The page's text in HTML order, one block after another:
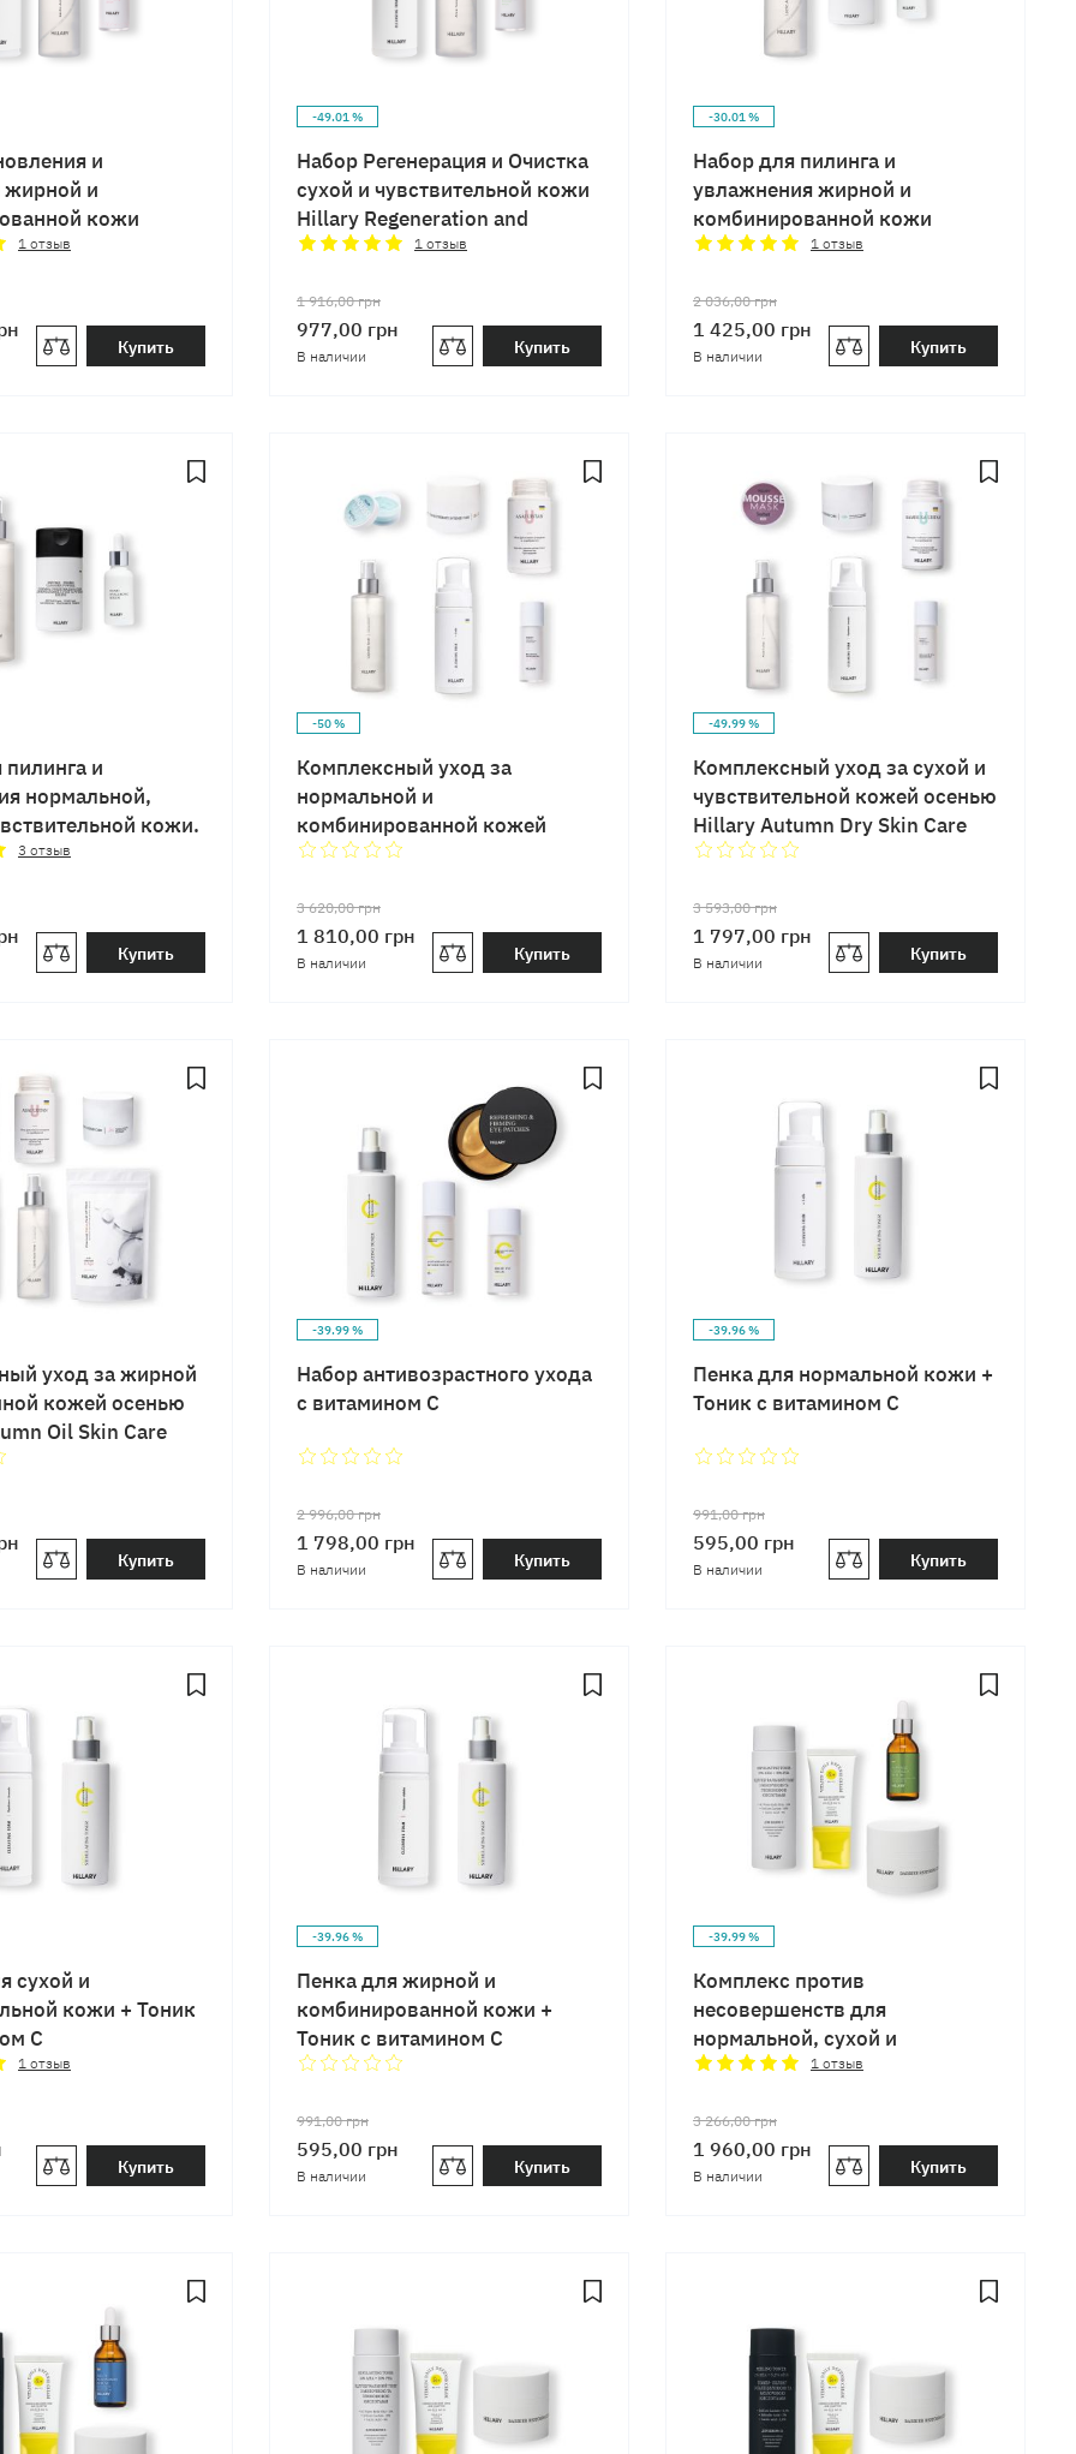
и
и
кожи
and Cleansing
1 отзыв
Купить
-49.01 %
Набор Регенерация и Очистка
сухой и чувствительной кожи
Hillary Regeneration and
Cleansing
1 отзыв
1 916,00грн
977,00 грн
В наличии Купить
-30.01 %
Набор для пилинга и
увлажнения жирной и
комбинированной кожи
1 отзыв
2 036,00грн
1 425,00 грн
В наличии Купить
и
нормальной,
кожи.
3 отзыв
Купить
-50 %
Комплексный уход за
нормальной и
комбинированной кожей
осенью Hillary Autumn Normal
3 620,00грн
1 810,00 грн
В наличии Купить
-49.99 %
Комплексный уход за сухой и
чувствительной кожей осенью
Hillary Autumn Dry Skin Care
3 593,00грн
1 797,00 грн
В наличии Купить
уход за жирной
кожей осенью
Oil Skin Care
Купить
-39.99 %
Набор антивозрастного ухода
с витамином C
2 996,00грн
1 798,00 грн
В наличии Купить
-39.96 %
Пенка для нормальной кожи +
Тоник с витамином C
991,00грн
595,00 грн
В наличии Купить
сухой и
кожи + Тоник
C
1 отзыв
Купить
-39.96 %
Пенка для жирной и
комбинированной кожи +
Тоник с витамином C
991,00грн
595,00 грн
В наличии Купить
-39.99 %
Комплекс против
несовершенств для
нормальной, сухой и
чувствительной кожи
1 отзыв
3 266,00грн
1 960,00 грн
В наличии Купить